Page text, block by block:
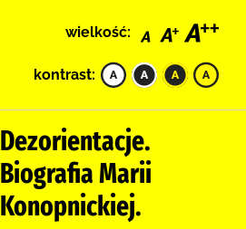
wielkość:
kontrast:
Dezorientacje.
Biografia Marii
Konopnickiej.